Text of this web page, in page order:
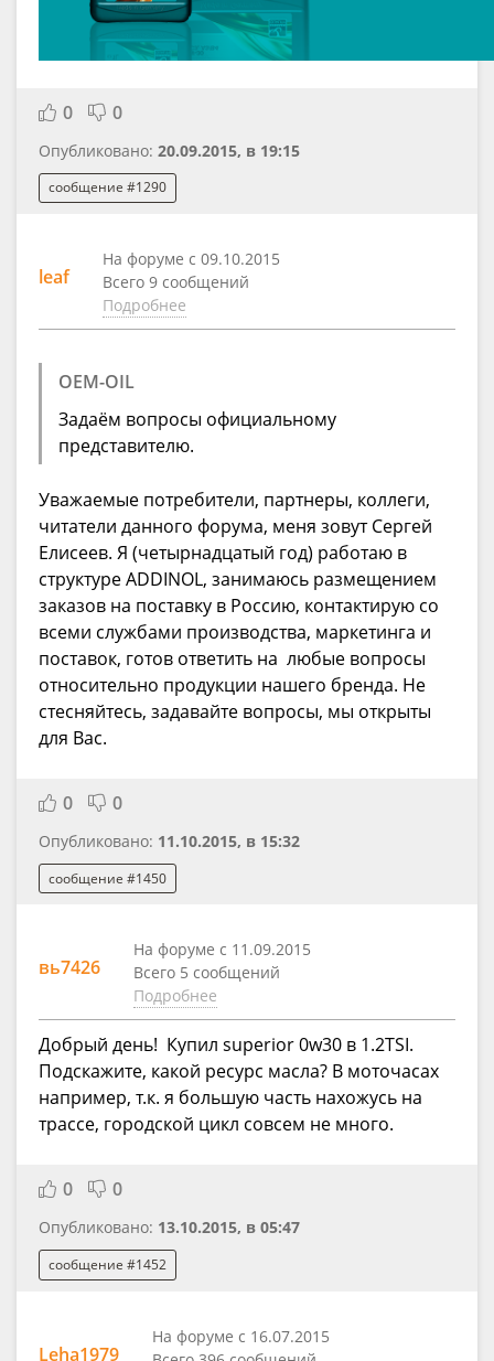
0 0
Опубликовано: 20.09.2015, в 19:15
сообщение #1290
leaf
На форуме с 09.10.2015
Всего 9 сообщений
Подробнее
OEM-OIL
Задаём вопросы официальному
представителю.
Уважаемые потребители, партнеры, коллеги,
читатели данного форума, меня зовут Сергей
Елисеев. Я (четырнадцатый год) работаю в
структуре ADDINOL, занимаюсь размещением
заказов на поставку в Россию, контактирую со
всеми службами производства, маркетинга и
поставок, готов ответить на любые вопросы
относительно продукции нашего бренда. Не
стесняйтесь, задавайте вопросы, мы открыты
для Вас.
0 0
Опубликовано: 11.10.2015, в 15:32
сообщение #1450
вь7426
На форуме с 11.09.2015
Всего 5 сообщений
Подробнее
Добрый день! Купил superior 0w30 в 1.2TSI.
Подскажите, какой ресурс масла? В моточасах
например, т.к. я большую часть нахожусь на
трассе, городской цикл совсем не много.
0 0
Опубликовано: 13.10.2015, в 05:47
сообщение #1452
Leha1979
На форуме с 16.07.2015